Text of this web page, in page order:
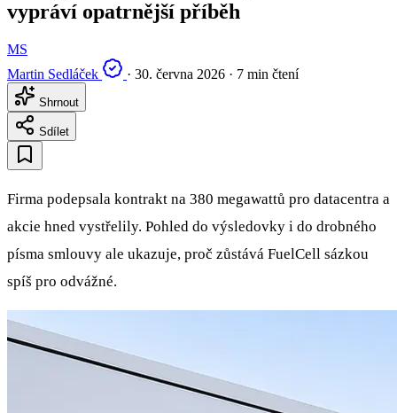
vypráví opatrnější příběh
MS
Martin Sedláček
· 30. června 2026 · 7 min čtení
Shrnout
Sdílet
Firma podepsala kontrakt na 380 megawattů pro datacentra a
akcie hned vystřelily. Pohled do výsledovky i do drobného
písma smlouvy ale ukazuje, proč zůstává FuelCell sázkou
spíš pro odvážné.